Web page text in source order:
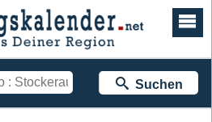
Suchen